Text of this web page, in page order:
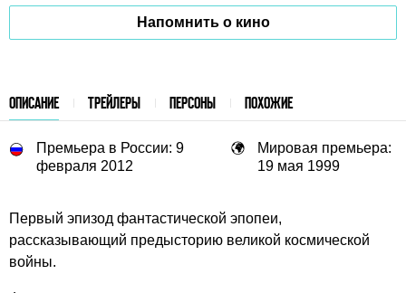
Напомнить о кино
ОПИСАНИЕ ТРЕЙЛЕРЫ ПЕРСОНЫ ПОХОЖИЕ
Премьера в России: 9
февраля 2012
Мировая премьера:
19 мая 1999
Первый эпизод фантастической эпопеи,
рассказывающий предысторию великой космической
войны.